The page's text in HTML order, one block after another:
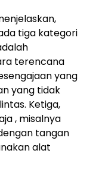
tiga kategori
terencana
yang
yang tidak
Ketiga,
, misalnya
tangan
alat